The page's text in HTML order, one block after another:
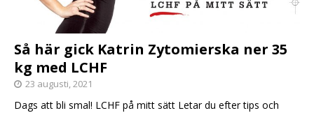
Så här gick Katrin Zytomierska ner 35
kg med LCHF
23 augusti, 2021
Dags att bli smal! LCHF på mitt sätt Letar du efter tips och